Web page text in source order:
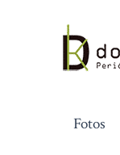
contenido
Fotos